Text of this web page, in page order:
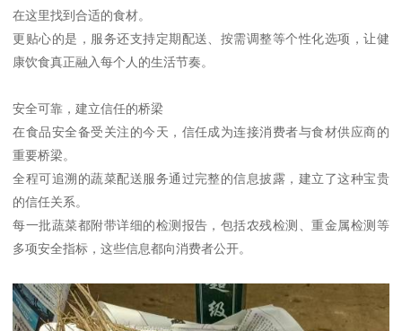
在这里找到合适的食材。
更贴心的是，服务还支持定期配送、按需调整等个性化选项，让健
康饮食真正融入每个人的生活节奏。
安全可靠，建立信任的桥梁
在食品安全备受关注的今天，信任成为连接消费者与食材供应商的
重要桥梁。
全程可追溯的蔬菜配送服务通过完整的信息披露，建立了这种宝贵
的信任关系。
每一批蔬菜都附带详细的检测报告，包括农残检测、重金属检测等
多项安全指标，这些信息都向消费者公开。